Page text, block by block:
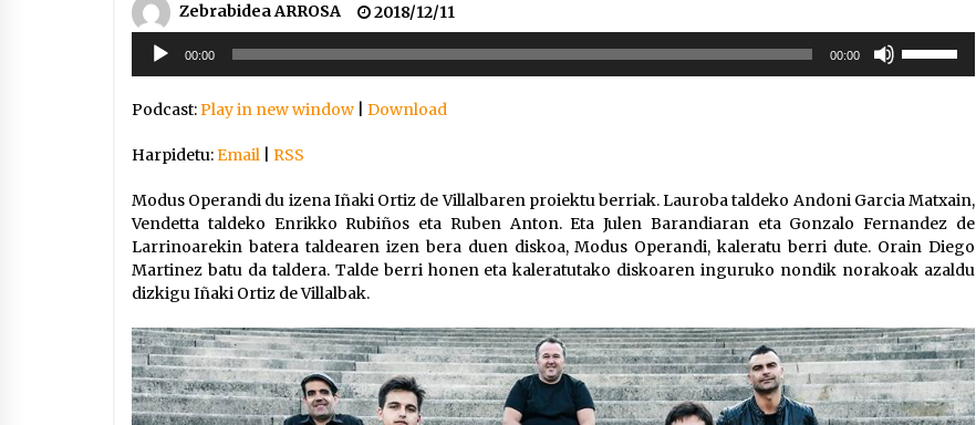
Zebrabidea ARROSA
2018/12/11
Soinu
erreproduzigailua
00:00 00:00
jaisteko.
Podcast:Play in new window Download
Harpidetu:Email RSS
Modus Operandi du izena Iñaki Ortiz de Villalbaren proiektu berriak. Lauroba taldeko Andoni Garcia Matxain,
Vendetta taldeko Enrikko Rubiños eta Ruben Anton. Eta Julen Barandiaran eta Gonzalo Fernandez de
Larrinoarekin batera taldearen izen bera duen diskoa, Modus Operandi, kaleratu berri dute. Orain Diego
Martinez batu da taldera. Talde berri honen eta kaleratutako diskoaren inguruko nondik norakoak azaldu
dizkigu Iñaki Ortiz de Villalbak.